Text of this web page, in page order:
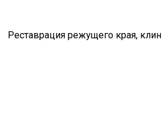
Реставрация режущего края,